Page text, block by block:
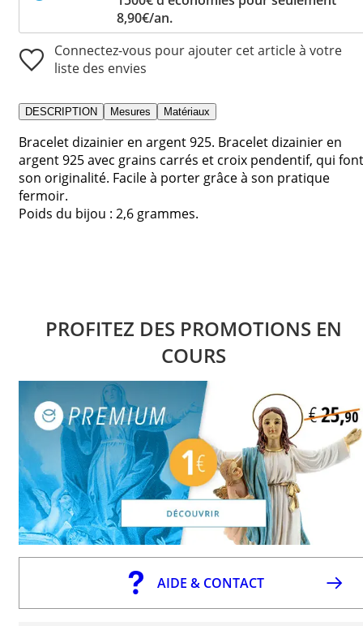
8,90€/an.
Connectez-vous pour ajouter cet article à votre
liste des envies
DESCRIPTION Mesures Matériaux
Bracelet dizainier en argent 925. Bracelet dizainier en
argent 925 avec grains carrés et croix pendentif, qui font
son originalité. Facile à porter grâce à son pratique
fermoir.
Poids du bijou : 2,6 grammes.
PROFITEZ DES PROMOTIONS EN
COURS
AIDE & CONTACT